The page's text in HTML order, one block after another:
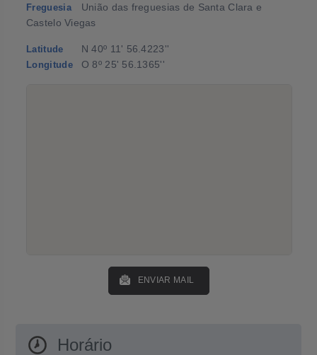
Freguesia
União das freguesias de Santa Clara e
Castelo Viegas
Latitude N 40º 11' 56.4223''
Longitude O 8º 25' 56.1365''
ENVIAR MAIL
Horário